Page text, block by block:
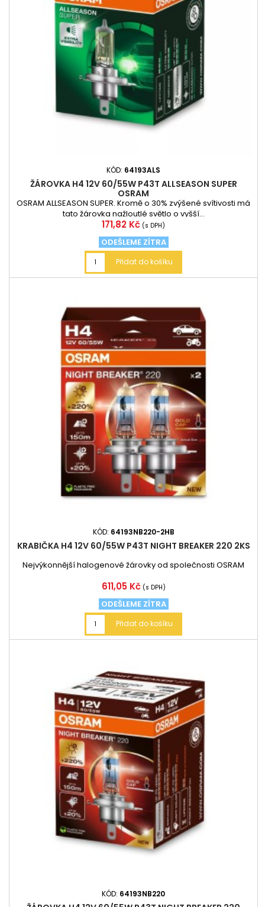
KÓD: 64193ALS
ŽÁROVKA H4 12V 60/55W P43T ALLSEASON SUPER
OSRAM
OSRAM ALLSEASON SUPER. Kromě o 30% zvýšené svítivosti má
tato žárovka nažloutlé světlo o vyšší...
Cena
171,82 Kč (s DPH)
ODEŠLEME ZÍTRA
Přidat do košíku
KÓD: 64193NB220-2HB
KRABIČKA H4 12V 60/55W P43T NIGHT BREAKER 220 2KS
Nejvýkonnější halogenové žárovky od společnosti OSRAM
Cena
611,05 Kč (s DPH)
ODEŠLEME ZÍTRA
Přidat do košíku
KÓD: 64193NB220